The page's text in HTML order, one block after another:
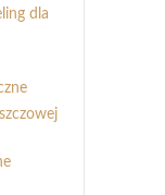
dla